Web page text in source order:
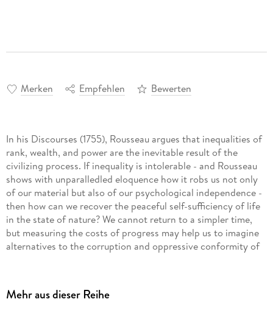
Merken Empfehlen Bewerten
In his Discourses (1755), Rousseau argues that inequalities of
rank, wealth, and power are the inevitable result of the
civilizing process. If inequality is intolerable - and Rousseau
shows with unparalledled eloquence how it robs us not only
of our material but also of our psychological independence -
then how can we recover the peaceful self-sufficiency of life
in the state of nature? We cannot return to a simpler time,
but measuring the costs of progress may help us to imagine
alternatives to the corruption and oppressive conformity of
the Englightment, and it is one of the most provocative and
Mehr aus dieser Reihe